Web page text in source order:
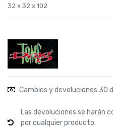
32 x 32 x 102
Cambios y devoluciones 30
Las devoluciones se harán
por cualquier producto.